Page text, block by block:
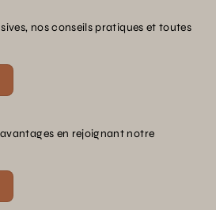
nos conseils pratiques et toutes
en rejoignant notre